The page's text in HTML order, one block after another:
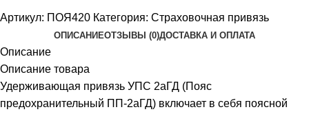
Артикул: ПОЯ420 Категория: Страховочная привязь
ОПИСАНИЕОТЗЫВЫ (0)ДОСТАВКА И ОПЛАТА
Описание
Описание товара
Удерживающая привязь УПС 2аГД (Пояс
предохранительный ПП-2аГД) включает в себя поясной